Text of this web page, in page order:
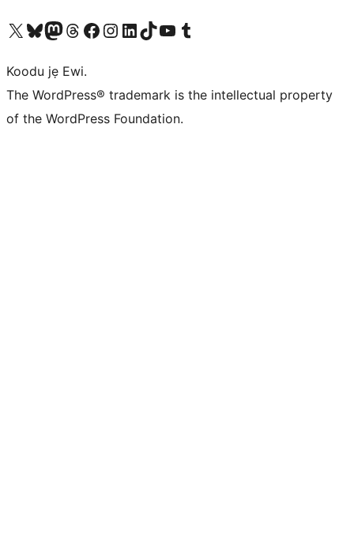
Ṣabẹwo sí àkàùntù X (Twitter tẹ́lẹ̀) waBẹwo akanti Bluesky waLọ sí àkáǹtì Mastodon waBẹwo akanti Threads waṢabẹwo si Facebook waVisit our Instagram account
Visit our LinkedIn account
Bẹwo akanti TikTok waVisit our YouTube channel
Bẹwo akanti Tumblr wa
Koodu jẹ Ewi.
The WordPress® trademark is the intellectual property
of the WordPress Foundation.